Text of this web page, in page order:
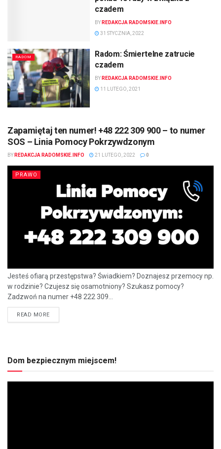
czadem
BY REDAKCJA RADOMSKIE.INFO
31 STYCZNIA, 2022
RADOM
Radom: Śmiertelne zatrucie
czadem
BY REDAKCJA RADOMSKIE.INFO
11 LUTEGO, 2021
Zapamiętaj ten numer! +48 222 309 900 – to numer
SOS – Linia Pomocy Pokrzywdzonym
BY REDAKCJA RADOMSKIE.INFO 21 LUTEGO, 2022 0
PRAWO
Jesteś ofiarą przestępstwa? Świadkiem? Doznajesz przemocy np.
w rodzinie? Czujesz się osamotniony? Szukasz pomocy?
Zadzwoń na numer +48 222 309...
READ MORE
Dom bezpiecznym miejscem!